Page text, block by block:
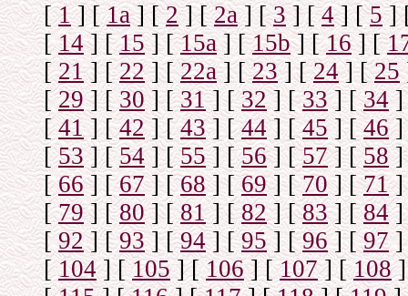
[1] [1а] [2] [2а] [3] [4] [5]
[14] [15] [15a] [15b] [16] [
[21] [22] [22a] [23] [24] [25
[29] [30 ] [31] [32] [33] [34]
[41] [42] [43] [44] [45] [46]
[53] [54] [55] [56] [57] [58]
[66] [67] [68] [69] [70] [71]
[79] [80] [81] [82] [83] [84]
[92] [93] [94] [95] [96] [97]
[104] [105] [ 106] [107] [108]